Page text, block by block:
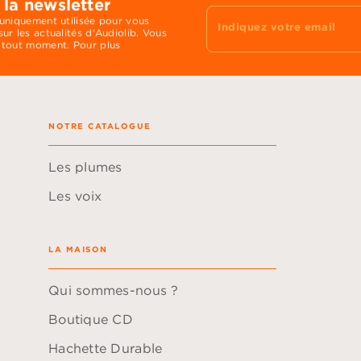
la newsletter
utilisée pour vous
les actualités d'Audiolib. Vous
moment. Pour plus
Indiquez votre email
NOTRE CATALOGUE
Les plumes
Les voix
LA MAISON
Qui sommes-nous ?
Boutique CD
Hachette Durable